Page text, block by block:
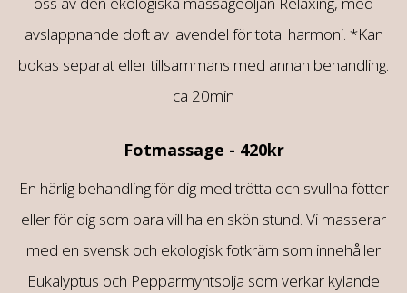
avslappnande doft av lavendel för total harmoni. *Kan
bokas separat eller tillsammans med annan behandling.
ca 20min
Fotmassage - 420kr
En härlig behandling för dig med trötta och svullna fötter
eller för dig som bara vill ha en skön stund. Vi masserar
med en svensk och ekologisk fotkräm som innehåller
Eukalyptus och Pepparmyntsolja som verkar kylande